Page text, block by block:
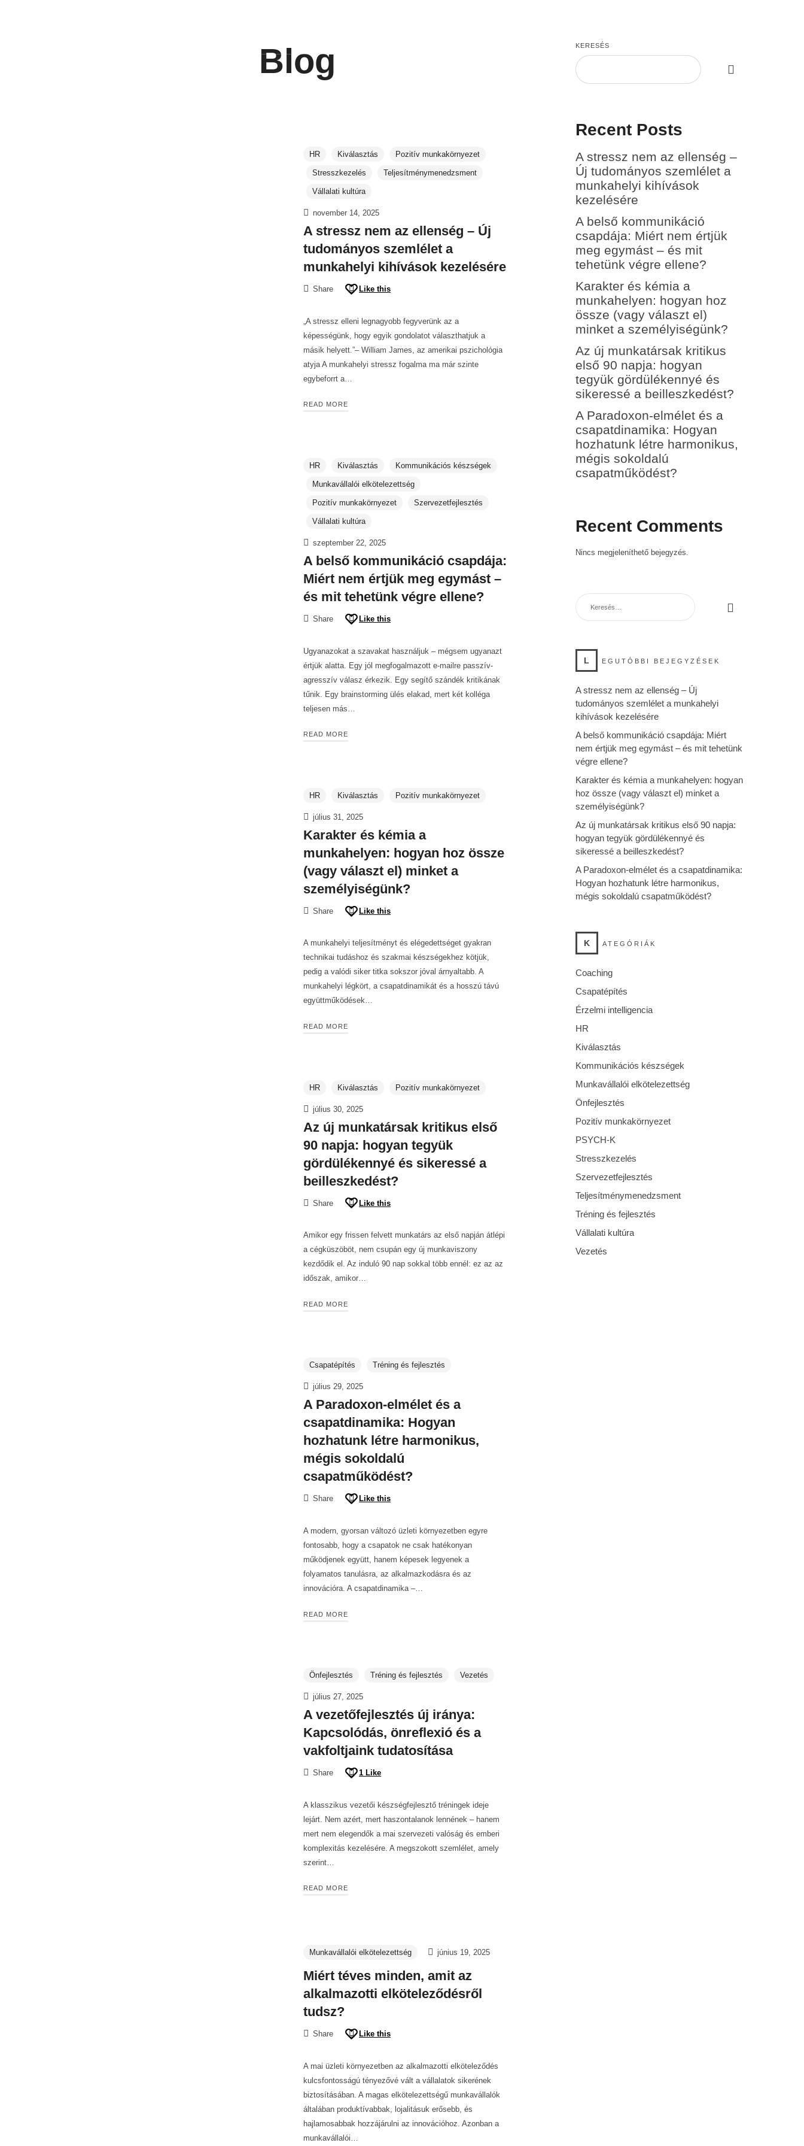
Blog
HR Kiválasztás Pozitív munkakörnyezet
Stresszkezelés Teljesítménymenedzsment
Vállalati kultúra
november 14, 2025
A stressz nem az ellenség – Új
tudományos szemlélet a
munkahelyi kihívások kezelésére
Share Like this
„A stressz elleni legnagyobb fegyverünk az a
képességünk, hogy egyik gondolatot választhatjuk a
másik helyett.”– William James, az amerikai pszichológia
atyja A munkahelyi stressz fogalma ma már szinte
egybeforrt a…
READ MORE
HR Kiválasztás Kommunikációs készségek
Munkavállalói elkötelezettség
Pozitív munkakörnyezet Szervezetfejlesztés
Vállalati kultúra
szeptember 22, 2025
A belső kommunikáció csapdája:
Miért nem értjük meg egymást –
és mit tehetünk végre ellene?
Share Like this
Ugyanazokat a szavakat használjuk – mégsem ugyanazt
értjük alatta. Egy jól megfogalmazott e-mailre passzív-
agresszív válasz érkezik. Egy segítő szándék kritikának
tűnik. Egy brainstorming ülés elakad, mert két kolléga
teljesen más…
READ MORE
HR Kiválasztás Pozitív munkakörnyezet
július 31, 2025
Karakter és kémia a
munkahelyen: hogyan hoz össze
(vagy választ el) minket a
személyiségünk?
Share Like this
A munkahelyi teljesítményt és elégedettséget gyakran
technikai tudáshoz és szakmai készségekhez kötjük,
pedig a valódi siker titka sokszor jóval árnyaltabb. A
munkahelyi légkört, a csapatdinamikát és a hosszú távú
együttműködések…
READ MORE
HR Kiválasztás Pozitív munkakörnyezet
július 30, 2025
Az új munkatársak kritikus első
90 napja: hogyan tegyük
gördülékennyé és sikeressé a
beilleszkedést?
Share Like this
Amikor egy frissen felvett munkatárs az első napján átlépi
a cégküszöböt, nem csupán egy új munkaviszony
kezdődik el. Az induló 90 nap sokkal több ennél: ez az az
időszak, amikor…
READ MORE
Csapatépítés Tréning és fejlesztés
július 29, 2025
A Paradoxon-elmélet és a
csapatdinamika: Hogyan
hozhatunk létre harmonikus,
mégis sokoldalú
csapatműködést?
Share Like this
A modern, gyorsan változó üzleti környezetben egyre
fontosabb, hogy a csapatok ne csak hatékonyan
működjenek együtt, hanem képesek legyenek a
folyamatos tanulásra, az alkalmazkodásra és az
innovációra. A csapatdinamika –…
READ MORE
Önfejlesztés Tréning és fejlesztés Vezetés
július 27, 2025
A vezetőfejlesztés új iránya:
Kapcsolódás, önreflexió és a
vakfoltjaink tudatosítása
Share 1 Like
A klasszikus vezetői készségfejlesztő tréningek ideje
lejárt. Nem azért, mert haszontalanok lennének – hanem
mert nem elegendők a mai szervezeti valóság és emberi
komplexitás kezelésére. A megszokott szemlélet, amely
szerint…
READ MORE
Munkavállalói elkötelezettség június 19, 2025
Miért téves minden, amit az
alkalmazotti elköteleződésről
tudsz?
Share Like this
A mai üzleti környezetben az alkalmazotti elköteleződés
kulcsfontosságú tényezővé vált a vállalatok sikerének
biztosításában. A magas elkötelezettségű munkavállalók
általában produktívabbak, lojalitásuk erősebb, és
hajlamosabbak hozzájárulni az innovációhoz. Azonban a
munkavállalói…
KERESÉS
Recent Posts
A stressz nem az ellenség –
Új tudományos szemlélet a
munkahelyi kihívások
kezelésére
A belső kommunikáció
csapdája: Miért nem értjük
meg egymást – és mit
tehetünk végre ellene?
Karakter és kémia a
munkahelyen: hogyan hoz
össze (vagy választ el)
minket a személyiségünk?
Az új munkatársak kritikus
első 90 napja: hogyan
tegyük gördülékennyé és
sikeressé a beilleszkedést?
A Paradoxon-elmélet és a
csapatdinamika: Hogyan
hozhatunk létre harmonikus,
mégis sokoldalú
csapatműködést?
Recent Comments
Nincs megjeleníthető bejegyzés.
L EGUTÓBBI BEJEGYZÉSEK
A stressz nem az ellenség – Új
tudományos szemlélet a munkahelyi
kihívások kezelésére
A belső kommunikáció csapdája: Miért
nem értjük meg egymást – és mit tehetünk
végre ellene?
Karakter és kémia a munkahelyen: hogyan
hoz össze (vagy választ el) minket a
személyiségünk?
Az új munkatársak kritikus első 90 napja:
hogyan tegyük gördülékennyé és
sikeressé a beilleszkedést?
A Paradoxon-elmélet és a csapatdinamika:
Hogyan hozhatunk létre harmonikus,
mégis sokoldalú csapatműködést?
K ATEGÓRIÁK
Coaching
Csapatépítés
Érzelmi intelligencia
HR
Kiválasztás
Kommunikációs készségek
Munkavállalói elkötelezettség
Önfejlesztés
Pozitív munkakörnyezet
PSYCH-K
Stresszkezelés
Szervezetfejlesztés
Teljesítménymenedzsment
Tréning és fejlesztés
Vállalati kultúra
Vezetés